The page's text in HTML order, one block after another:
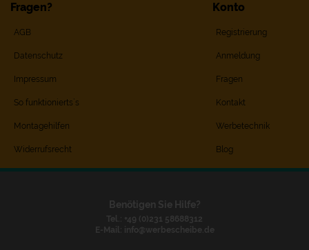
Fragen?
AGB
Datenschutz
Impressum
So funktionierts`s
Montagehilfen
Widerrufsrecht
Konto
Registrierung
Anmeldung
Fragen
Kontakt
Werbetechnik
Blog
Benötigen Sie Hilfe?
Tel.: +49 (0)231 58688312
E-Mail: info@werbescheibe.de